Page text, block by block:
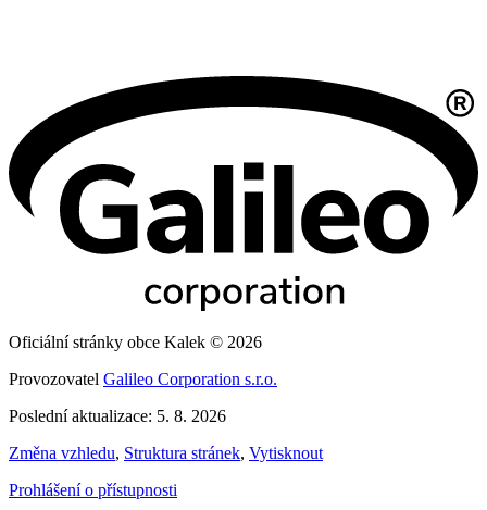
Oficiální stránky obce Kalek © 2026
Provozovatel Galileo Corporation s.r.o.
Poslední aktualizace: 5. 8. 2026
Změna vzhledu, Struktura stránek, Vytisknout
Prohlášení o přístupnosti